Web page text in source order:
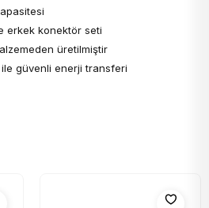
erkek konektör seti
üretilmiştir
ile güvenli enerji transferi